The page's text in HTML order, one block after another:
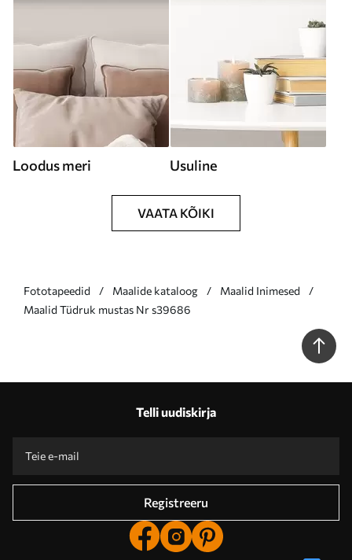
Loodus meri Usuline
VAATA KÕIKI
Fototapeedid Maalide kataloog
Maalid Inimesed
Maalid Tüdruk mustas Nr s39686
Telli uudiskirja
Registreeru